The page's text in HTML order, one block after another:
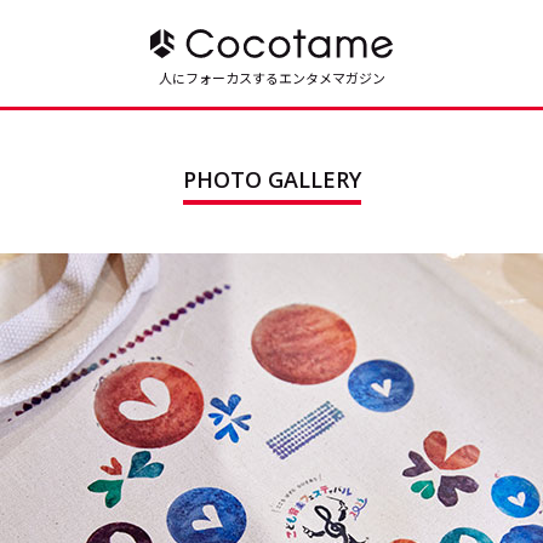
人にフォーカスするエンタメマガジン
PHOTO GALLERY